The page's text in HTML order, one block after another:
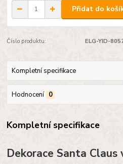
Přidat do
Číslo produktu: ELG-YID-
Kompletní specifikace
Hodnocení 0
Kompletní specifikace
Dekorace Santa Claus